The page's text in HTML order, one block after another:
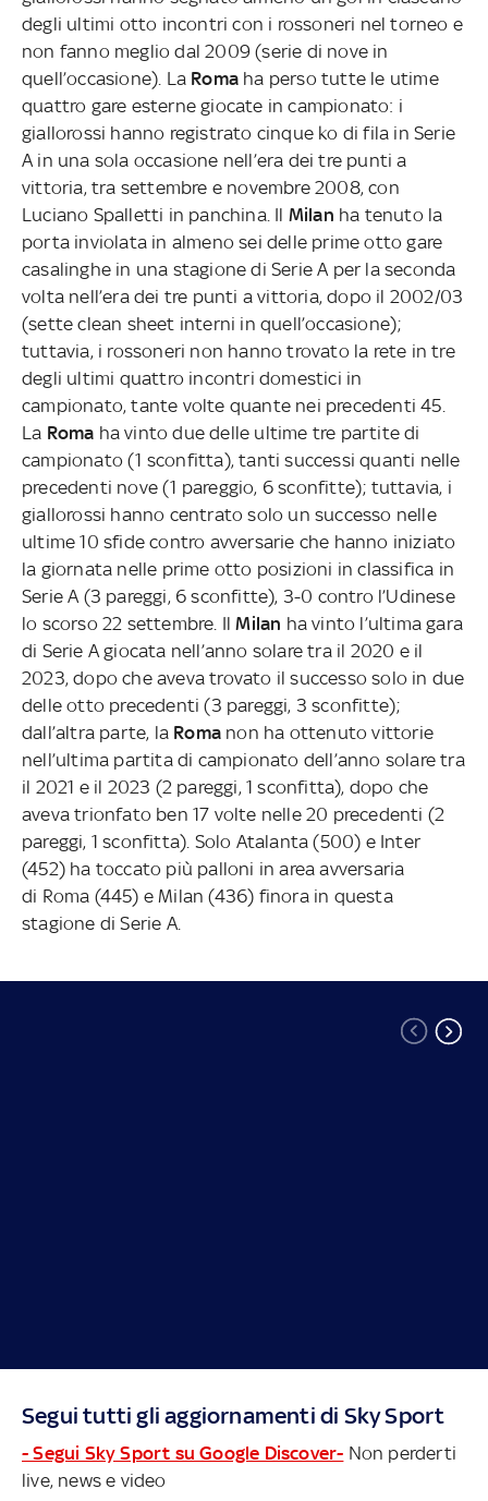
degli ultimi otto incontri con i rossoneri nel torneo e
non fanno meglio dal 2009 (serie di nove in
quell’occasione). La Roma ha perso tutte le utime
quattro gare esterne giocate in campionato: i
giallorossi hanno registrato cinque ko di fila in Serie
A in una sola occasione nell’era dei tre punti a
vittoria, tra settembre e novembre 2008, con
Luciano Spalletti in panchina. Il Milan ha tenuto la
porta inviolata in almeno sei delle prime otto gare
casalinghe in una stagione di Serie A per la seconda
volta nell’era dei tre punti a vittoria, dopo il 2002/03
(sette clean sheet interni in quell’occasione);
tuttavia, i rossoneri non hanno trovato la rete in tre
degli ultimi quattro incontri domestici in
campionato, tante volte quante nei precedenti 45.
La Roma ha vinto due delle ultime tre partite di
campionato (1 sconfitta), tanti successi quanti nelle
precedenti nove (1 pareggio, 6 sconfitte); tuttavia, i
giallorossi hanno centrato solo un successo nelle
ultime 10 sfide contro avversarie che hanno iniziato
la giornata nelle prime otto posizioni in classifica in
Serie A (3 pareggi, 6 sconfitte), 3-0 contro l’Udinese
lo scorso 22 settembre. IlMilan ha vinto l’ultima gara
di Serie A giocata nell’anno solare tra il 2020 e il
2023, dopo che aveva trovato il successo solo in due
delle otto precedenti (3 pareggi, 3 sconfitte);
dall’altra parte, la Roma non ha ottenuto vittorie
nell’ultima partita di campionato dell’anno solare tra
il 2021 e il 2023 (2 pareggi, 1 sconfitta), dopo che
aveva trionfato ben 17 volte nelle 20 precedenti (2
pareggi, 1 sconfitta). Solo Atalanta (500) e Inter
(452) ha toccato più palloni in area avversaria
di Roma (445) e Milan (436) finora in questa
stagione di Serie A.
Segui tutti gli aggiornamenti di Sky Sport
- Segui Sky Sport su Google Discover- Non perderti
live, news e video